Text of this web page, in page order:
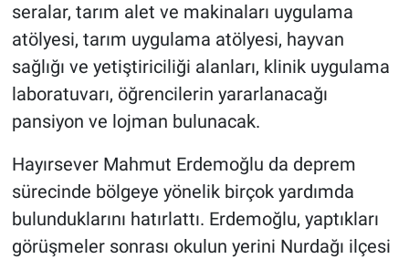
seralar, tarım alet ve makinaları uygulama
atölyesi, tarım uygulama atölyesi, hayvan
sağlığı ve yetiştiriciliği alanları, klinik uygulama
laboratuvarı, öğrencilerin yararlanacağı
pansiyon ve lojman bulunacak.
Hayırsever Mahmut Erdemoğlu da deprem
sürecinde bölgeye yönelik birçok yardımda
bulunduklarını hatırlattı. Erdemoğlu, yaptıkları
görüşmeler sonrası okulun yerini Nurdağı ilçesi